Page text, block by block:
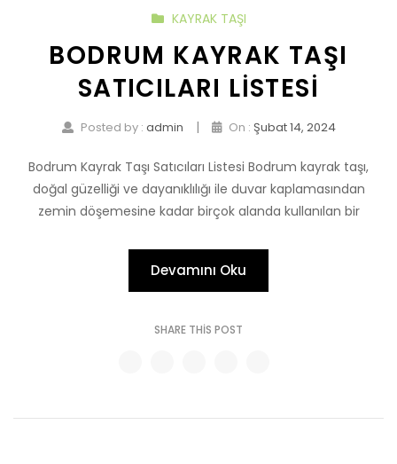
KAYRAK TAŞI
BODRUM KAYRAK TAŞI
SATICILARI LISTESI
Posted by : admin | On : Şubat 14, 2024
Bodrum Kayrak Taşı Satıcıları Listesi Bodrum kayrak taşı,
doğal güzelliği ve dayanıklılığı ile duvar kaplamasından
zemin döşemesine kadar birçok alanda kullanılan bir
Devamını Oku
SHARE THIS POST